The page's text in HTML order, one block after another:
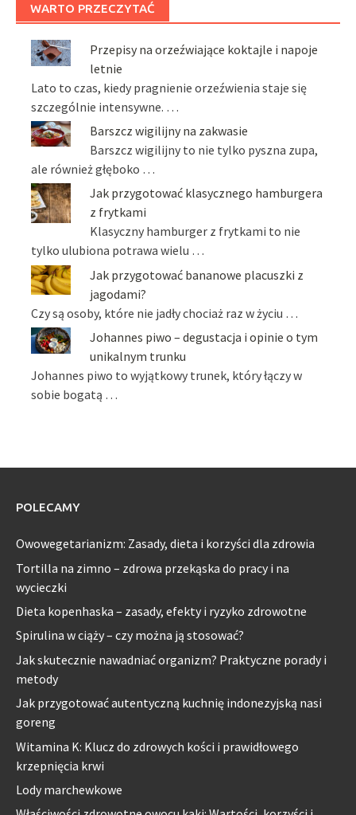
WARTO PRZECZYTAĆ
Przepisy na orzeźwiające koktajle i napoje
letnie
Lato to czas, kiedy pragnienie orzeźwienia staje się
szczególnie intensywne. …
Barszcz wigilijny na zakwasie
Barszcz wigilijny to nie tylko pyszna zupa,
ale również głęboko …
Jak przygotować klasycznego hamburgera
z frytkami
Klasyczny hamburger z frytkami to nie
tylko ulubiona potrawa wielu …
Jak przygotować bananowe placuszki z
jagodami?
Czy są osoby, które nie jadły chociaż raz w życiu …
Johannes piwo – degustacja i opinie o tym
unikalnym trunku
Johannes piwo to wyjątkowy trunek, który łączy w
sobie bogatą …
POLECAMY
Owowegetarianizm: Zasady, dieta i korzyści dla zdrowia
Tortilla na zimno – zdrowa przekąska do pracy i na
wycieczki
Dieta kopenhaska – zasady, efekty i ryzyko zdrowotne
Spirulina w ciąży – czy można ją stosować?
Jak skutecznie nawadniać organizm? Praktyczne porady i
metody
Jak przygotować autentyczną kuchnię indonezyjską nasi
goreng
Witamina K: Klucz do zdrowych kości i prawidłowego
krzepnięcia krwi
Lody marchewkowe